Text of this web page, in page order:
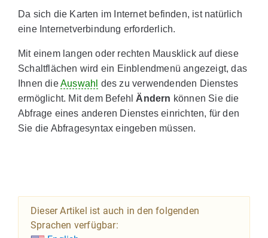
Da sich die Karten im Internet befinden, ist natürlich
eine Internetverbindung erforderlich.
Mit einem langen oder rechten Mausklick auf diese
Schaltflächen wird ein Einblendmenü angezeigt, das
Ihnen dieAuswahl des zu verwendenden Dienstes
ermöglicht. Mit dem Befehl Ändern können Sie die
Abfrage eines anderen Dienstes einrichten, für den
Sie die Abfragesyntax eingeben müssen.
Dieser Artikel ist auch in den folgenden
Sprachen verfügbar: